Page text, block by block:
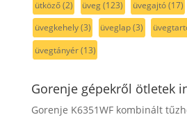
ütköző(2) üveg(123) üvegajtó(17)
üvegkehely(3) üveglap(3)
üvegtányér(13)
Gorenje gépekről ötletek
Gorenje K6351WF kombinált